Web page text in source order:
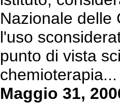
Nazionale delle
l'uso
punto di vista
Maggio 31,